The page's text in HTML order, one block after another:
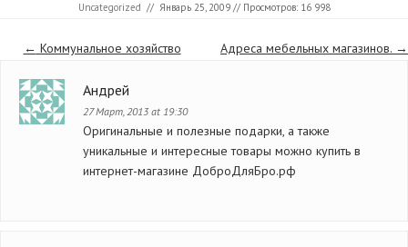
Uncategorized // Январь 25, 2009// Просмотров: 16 998
Страницы
← Коммунальное хозяйство Адреса мебельных магазинов. →
Андрей
27 Март, 2013 at 19:30
Оригинальные и полезные подарки, а также
уникальные и интересные товары можно купить в
интернет-магазине ДоброДляБро.рф